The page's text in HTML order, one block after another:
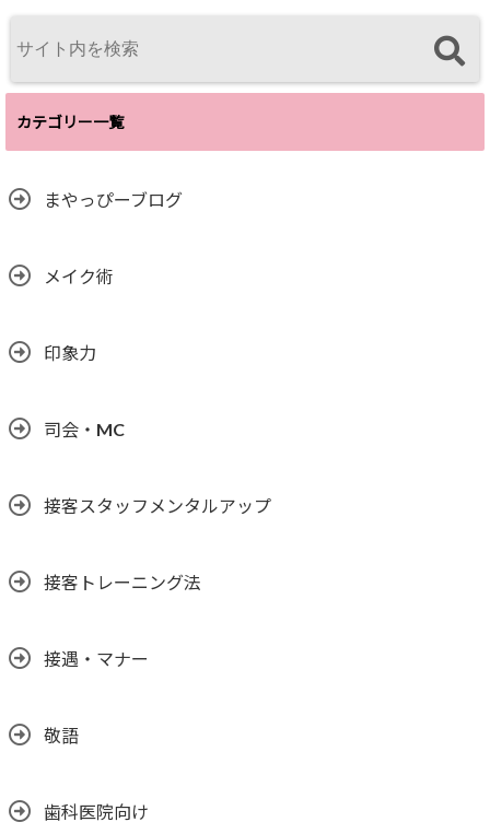
カテゴリー一覧
まやっぴーブログ
メイク術
印象力
司会・MC
接客スタッフメンタルアップ
接客トレーニング法
接遇・マナー
敬語
歯科医院向け